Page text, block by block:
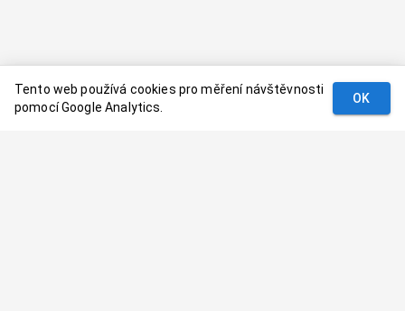
Tento web používá cookies pro měření návštěvnosti
pomocí Google Analytics.
OK